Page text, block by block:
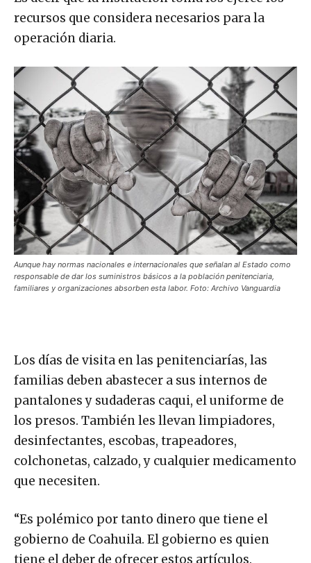
recursos que considera necesarios para la
operación diaria.
responsable de dar los suministros básicos a la población penitenciaria,
familiares y organizaciones absorben esta labor. Foto: Archivo Vanguardia
Los días de visita en las penitenciarías, las
familias deben abastecer a sus internos de
pantalones y sudaderas caqui, el uniforme de
los presos. También les llevan limpiadores,
desinfectantes, escobas, trapeadores,
colchonetas, calzado, y cualquier medicamento
que necesiten.
“Es polémico por tanto dinero que tiene el
gobierno de Coahuila. El gobierno es quien
tiene el deber de ofrecer estos artículos.